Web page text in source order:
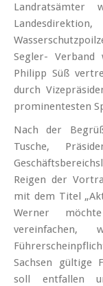
Landratsämter
Segler- Verband
Philipp Süß
durch
prominentesten
Nach der
Tusche,
Reigen der
mit dem Titel
Werner
vereinfachen,
Sachsen gültige
soll entfallen